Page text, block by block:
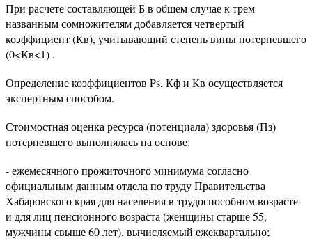
При расчете составляющей Б в общем случае к трем
названным сомножителям добавляется четвертый
коэффициент (Кв), учитывающий степень вины потерпевшего
(0<Кв<1) .
Определение коэффициентов Ps, Кф и Кв осуществляется
экспертным способом.
Стоимостная оценка ресурса (потенциала) здоровья (Пз)
потерпевшего выполнялась на основе:
- ежемесячного прожиточного минимума согласно
официальным данным отдела по труду Правительства
Хабаровского края для населения в трудоспособном возрасте
и для лиц пенсионного возраста (женщины старше 55,
мужчины свыше 60 лет), вычисляемый ежеквартально;